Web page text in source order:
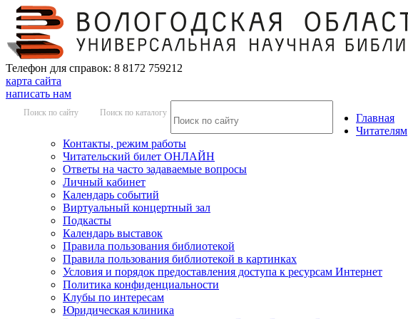
Телефон для справок: 8 8172 759212
карта сайта
написать нам
Поиск по сайту Поиск по каталогу
Главная
Читателям
Контакты, режим работы
Читательский билет ОНЛАЙН
Ответы на часто задаваемые вопросы
Личный кабинет
Календарь событий
Виртуальный концертный зал
Подкасты
Календарь выставок
Правила пользования библиотекой
Правила пользования библиотекой в картинках
Условия и порядок предоставления доступа к ресурсам Интернет
Политика конфиденциальности
Клубы по интересам
Юридическая клиника